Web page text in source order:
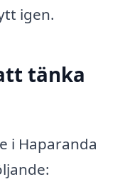
igen.
tänka
i Haparanda